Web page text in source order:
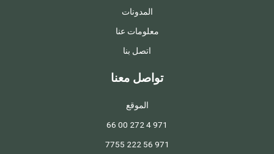
المدونات
معلومات عنا
اتصل بنا
تواصل معنا
الموقع
971 4 272 00 66
971 56 222 7755